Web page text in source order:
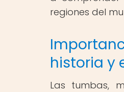
regiones del
historia y
Las tumbas,